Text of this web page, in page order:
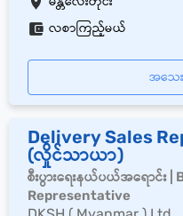
လစာကြည့်မယ်
အသေ
Delivery Sales
(လှိုင်သာယာ)
စီးပွားရေးနယ်ပယ်အရောင်း |
Representative